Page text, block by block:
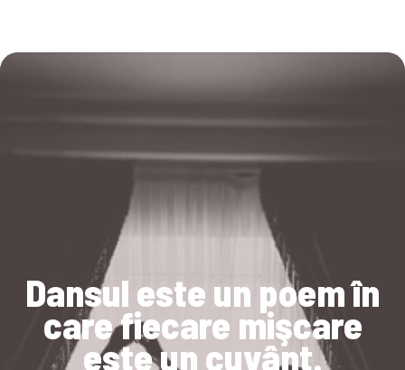
Dansul este un poem în
care fiecare mişcare
este un cuvânt.